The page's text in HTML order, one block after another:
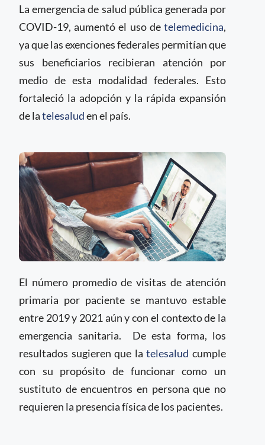
La emergencia de salud pública generada por
COVID-19, aumentó el uso de telemedicina,
ya que las exenciones federales permitían que
sus beneficiarios recibieran atención por
medio de esta modalidad federales. Esto
fortaleció la adopción y la rápida expansión
de latelesaluden el país.
El número promedio de visitas de atención
primaria por paciente se mantuvo estable
entre 2019 y 2021 aún y con el contexto de la
emergencia sanitaria. De esta forma, los
resultados sugieren que latelesalud cumple
con su propósito de funcionar como un
sustituto de encuentros en persona que no
requieren la presencia física de los pacientes.